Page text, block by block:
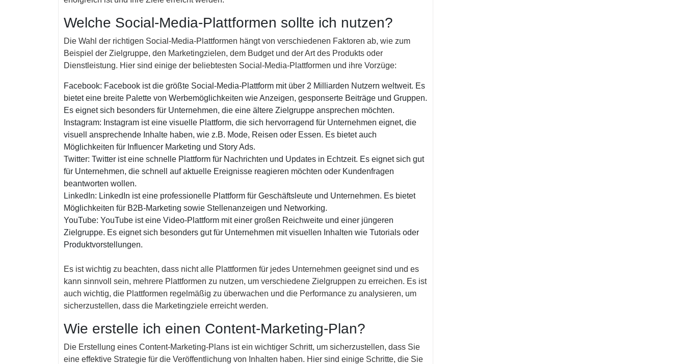
Welche Social-Media-Plattformen sollte ich nutzen?
Die Wahl der richtigen Social-Media-Plattformen hängt von verschiedenen Faktoren ab, wie zum
Beispiel der Zielgruppe, den Marketingzielen, dem Budget und der Art des Produkts oder
Dienstleistung. Hier sind einige der beliebtesten Social-Media-Plattformen und ihre Vorzüge:
Facebook: Facebook ist die größte Social-Media-Plattform mit über 2 Milliarden Nutzern weltweit. Es
bietet eine breite Palette von Werbemöglichkeiten wie Anzeigen, gesponserte Beiträge und Gruppen.
Es eignet sich besonders für Unternehmen, die eine ältere Zielgruppe ansprechen möchten.
Instagram: Instagram ist eine visuelle Plattform, die sich hervorragend für Unternehmen eignet, die
visuell ansprechende Inhalte haben, wie z.B. Mode, Reisen oder Essen. Es bietet auch
Möglichkeiten für Influencer Marketing und Story Ads.
Twitter: Twitter ist eine schnelle Plattform für Nachrichten und Updates in Echtzeit. Es eignet sich gut
für Unternehmen, die schnell auf aktuelle Ereignisse reagieren möchten oder Kundenfragen
beantworten wollen.
LinkedIn: LinkedIn ist eine professionelle Plattform für Geschäftsleute und Unternehmen. Es bietet
Möglichkeiten für B2B-Marketing sowie Stellenanzeigen und Networking.
YouTube: YouTube ist eine Video-Plattform mit einer großen Reichweite und einer jüngeren
Zielgruppe. Es eignet sich besonders gut für Unternehmen mit visuellen Inhalten wie Tutorials oder
Produktvorstellungen.
Es ist wichtig zu beachten, dass nicht alle Plattformen für jedes Unternehmen geeignet sind und es
kann sinnvoll sein, mehrere Plattformen zu nutzen, um verschiedene Zielgruppen zu erreichen. Es ist
auch wichtig, die Plattformen regelmäßig zu überwachen und die Performance zu analysieren, um
sicherzustellen, dass die Marketingziele erreicht werden.
Wie erstelle ich einen Content-Marketing-Plan?
Die Erstellung eines Content-Marketing-Plans ist ein wichtiger Schritt, um sicherzustellen, dass Sie
eine effektive Strategie für die Veröffentlichung von Inhalten haben. Hier sind einige Schritte, die Sie